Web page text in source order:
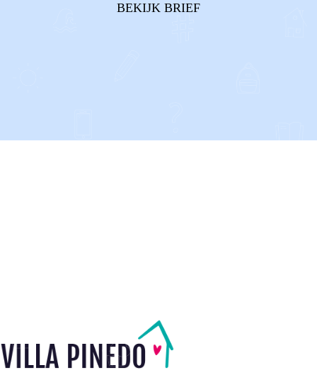
BEKIJK BRIEF